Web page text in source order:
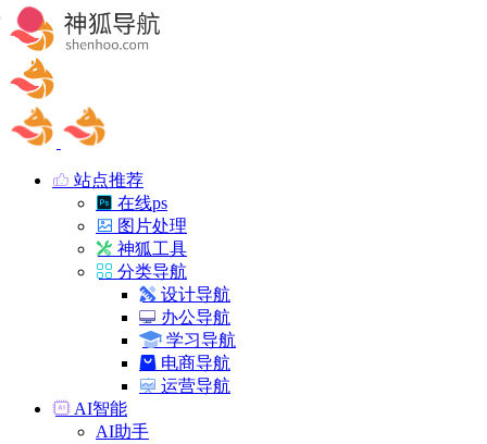
站点推荐
在线ps
图片处理
神狐工具
分类导航
设计导航
办公导航
学习导航
电商导航
运营导航
AI智能
AI助手